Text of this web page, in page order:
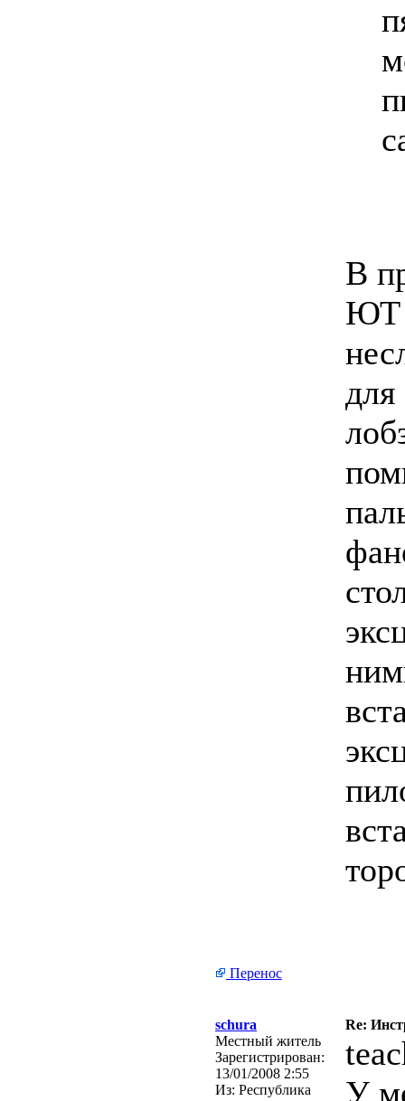
В
ЮТ
для
Перенос
schura
Re:
Местный житель
Зарегистрирован:
13/01/2008 2:55
Из: Республика
У